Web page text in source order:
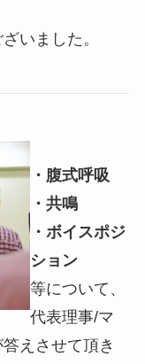
いました。
・腹式呼吸
・共鳴
・ボイスポジ
ション
等について、
代表理事/マ
えさせて頂き